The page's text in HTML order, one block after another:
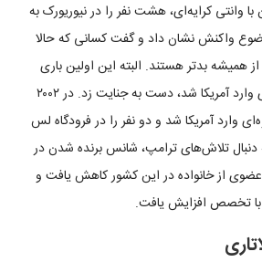
وانتی کرایه‌ای، هشت نفر را در نیوریورک به
واکنش نشان داد و گفت کسانی که حالا
همیشه بدتر هستند. البته این اولین باری
نبود که فردی که با لاتاری وارد آمریکا شد، دست به جنایت زد. در ۲۰۰۲
وارد آمریکا شد و دو نفر را در فرودگاه لس
دنبال تلاش‌های ترامپ، شانس برنده شدن در
عضوی از خانواده در این کشور کاهش یافت و
با تخصص افزایش یافت.